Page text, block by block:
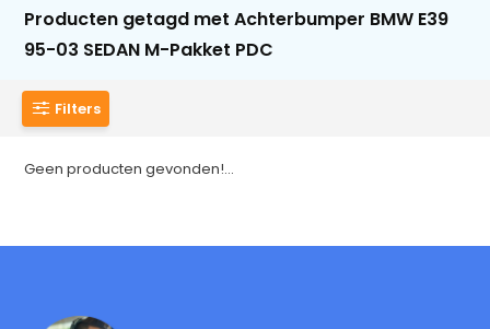
Producten getagd met Achterbumper BMW E39
95-03 SEDAN M-Pakket PDC
Filters
Geen producten gevonden!...